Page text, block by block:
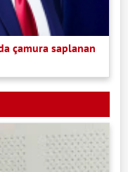
çamura saplanan